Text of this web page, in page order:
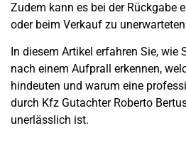
Zudem kann es bei der Rückgabe
oder beim Verkauf zu unerwarteten
In diesem Artikel erfahren Sie, wie
nach einem Aufprall erkennen,
hindeuten und warum eine
durch Kfz Gutachter Roberto
unerlässlich ist.